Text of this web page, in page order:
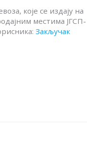
које се издају на
местима ЈГСП-
Закључак